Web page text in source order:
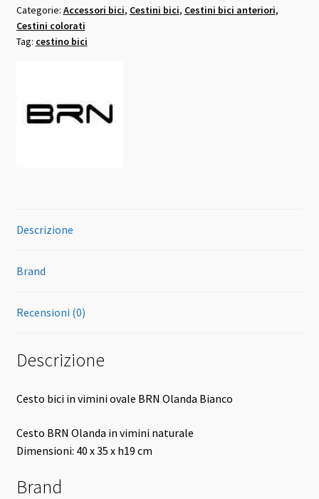
BRN
Olanda
Bianco
Categorie: Accessori bici, Cestini bici, Cestini bici anteriori,
Cestini colorati
Tag: cestino bici
Descrizione
Brand
Recensioni (0)
Descrizione
Cesto bici in vimini ovale BRN Olanda Bianco
Cesto BRN Olanda in vimini naturale
Dimensioni: 40 x 35 x h19 cm
Brand